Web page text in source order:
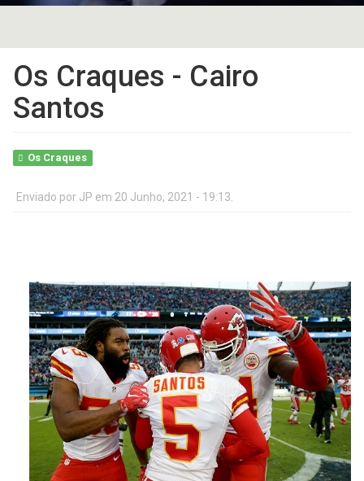
Os Craques - Cairo
Santos
Os Craques
Enviado por JP em 20 Junho, 2021 - 19:13.